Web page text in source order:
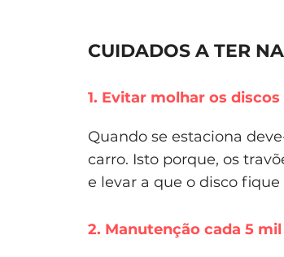
CUIDADOS A TER
1. Evitar molhar os discos
Quando se estaciona
carro. Isto porque, os
e levar a que o disco
2. Manutenção cada 5